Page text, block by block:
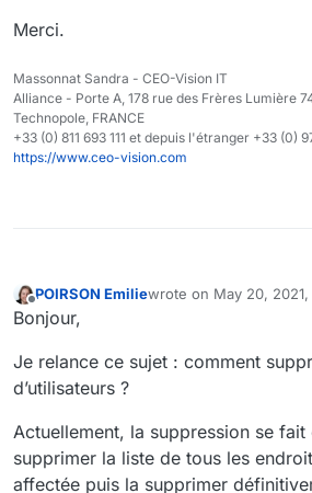
Merci.
Massonnat Sandra - CEO-Vision IT
Alliance - Porte A, 178 rue des Frères Lumière
Technopole, FRANCE
+33 (0) 811 693 111 et depuis l'étranger +33 (0)
https://www.ceo-vision.com
Offline
POIRSON Emiliewrote on May 20, 2021,
last edited by
Bonjour,
Je relance ce sujet : comment
d’utilisateurs ?
Actuellement, la suppression se fait
supprimer la liste de tous les
affectée puis la supprimer